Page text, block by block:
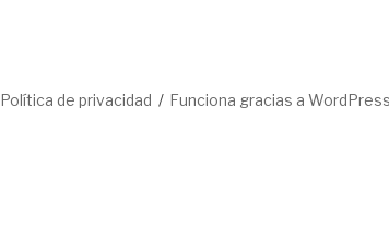
Política de privacidad Funciona gracias a WordPress